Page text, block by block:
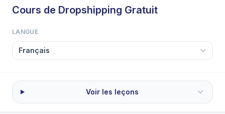
Cours de Dropshipping Gratuit
LANGUE
Voir les leçons